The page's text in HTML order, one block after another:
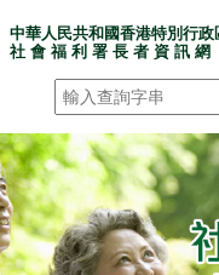
中華人民共和國香港特別行政
社 會 福 利 署 長 者 資 訊 網
搜尋 *